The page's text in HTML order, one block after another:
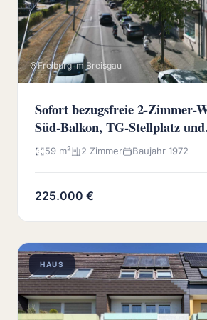
Freiburg im Breisgau
Sofort bezugsfreie 2-Zimmer-
Süd-Balkon, TG-Stellplatz und
Wochenmarkt vor der Haustür
59 m² 2 Zimmer Baujahr 1972
225.000 €
HAUS